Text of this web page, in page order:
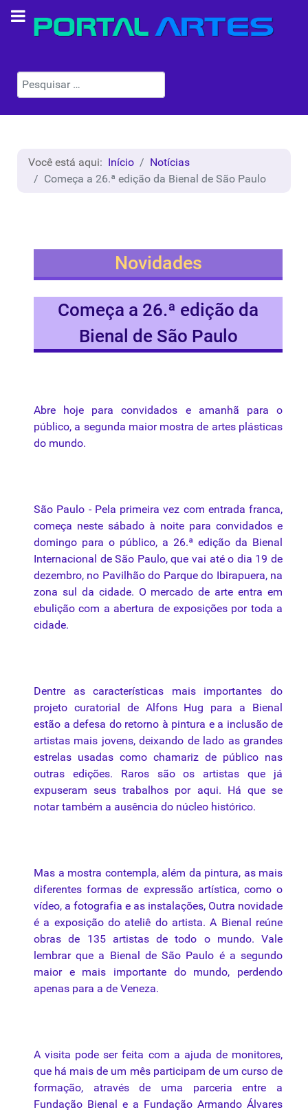
Pesquisar
Você está aqui: Início
Notícias
Começa a 26.ª edição da Bienal de São Paulo
Novidades
Começa a 26.ª edição da
Bienal de São Paulo
Abre hoje para convidados e amanhã para o
público, a segunda maior mostra de artes plásticas
do mundo.
São Paulo - Pela primeira vez com entrada franca,
começa neste sábado à noite para convidados e
domingo para o público, a 26.ª edição da Bienal
Internacional de São Paulo, que vai até o dia 19 de
dezembro, no Pavilhão do Parque do Ibirapuera, na
zona sul da cidade. O mercado de arte entra em
ebulição com a abertura de exposições por toda a
cidade.
Dentre as características mais importantes do
projeto curatorial de Alfons Hug para a Bienal
estão a defesa do retorno à pintura e a inclusão de
artistas mais jovens, deixando de lado as grandes
estrelas usadas como chamariz de público nas
outras edições. Raros são os artistas que já
expuseram seus trabalhos por aqui. Há que se
notar também a ausência do núcleo histórico.
Mas a mostra contempla, além da pintura, as mais
diferentes formas de expressão artística, como o
vídeo, a fotografia e as instalações, Outra novidade
é a exposição do ateliê do artista. A Bienal reúne
obras de 135 artistas de todo o mundo. Vale
lembrar que a Bienal de São Paulo é a segundo
maior e mais importante do mundo, perdendo
apenas para a de Veneza.
A visita pode ser feita com a ajuda de monitores,
que há mais de um mês participam de um curso de
formação, através de uma parceria entre a
Fundação Bienal e a Fundação Armando Álvares